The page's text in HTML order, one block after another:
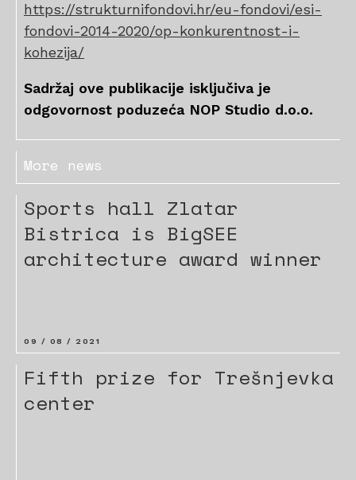
https://strukturnifondovi.hr/eu-fondovi/esi-
fondovi-2014-2020/op-konkurentnost-i-
kohezija/
Sadržaj ove publikacije isključiva je
odgovornost poduzeća NOP Studio d.o.o.
More news
Sports hall Zlatar
Bistrica is BigSEE
architecture award winner
09 / 08 / 2021
Fifth prize for Trešnjevka
center